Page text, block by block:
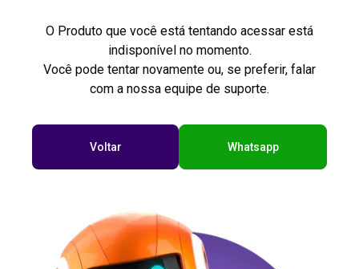
O Produto que você está tentando acessar está
indisponível no momento.
Você pode tentar novamente ou, se preferir, falar
com a nossa equipe de suporte.
Voltar Whatsapp